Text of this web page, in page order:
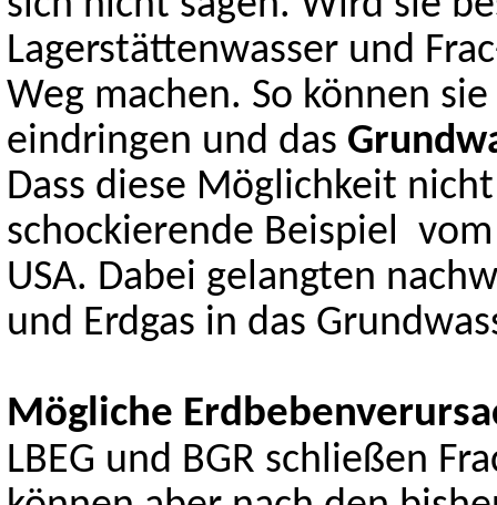
Lagerstättenwasser und
Weg machen. So können
eindringen und das
Dass diese Möglichkeit
schockierende Beispiel
USA. Dabei gelangten
und Erdgas in das
Mögliche
LBEG und BGR schließen